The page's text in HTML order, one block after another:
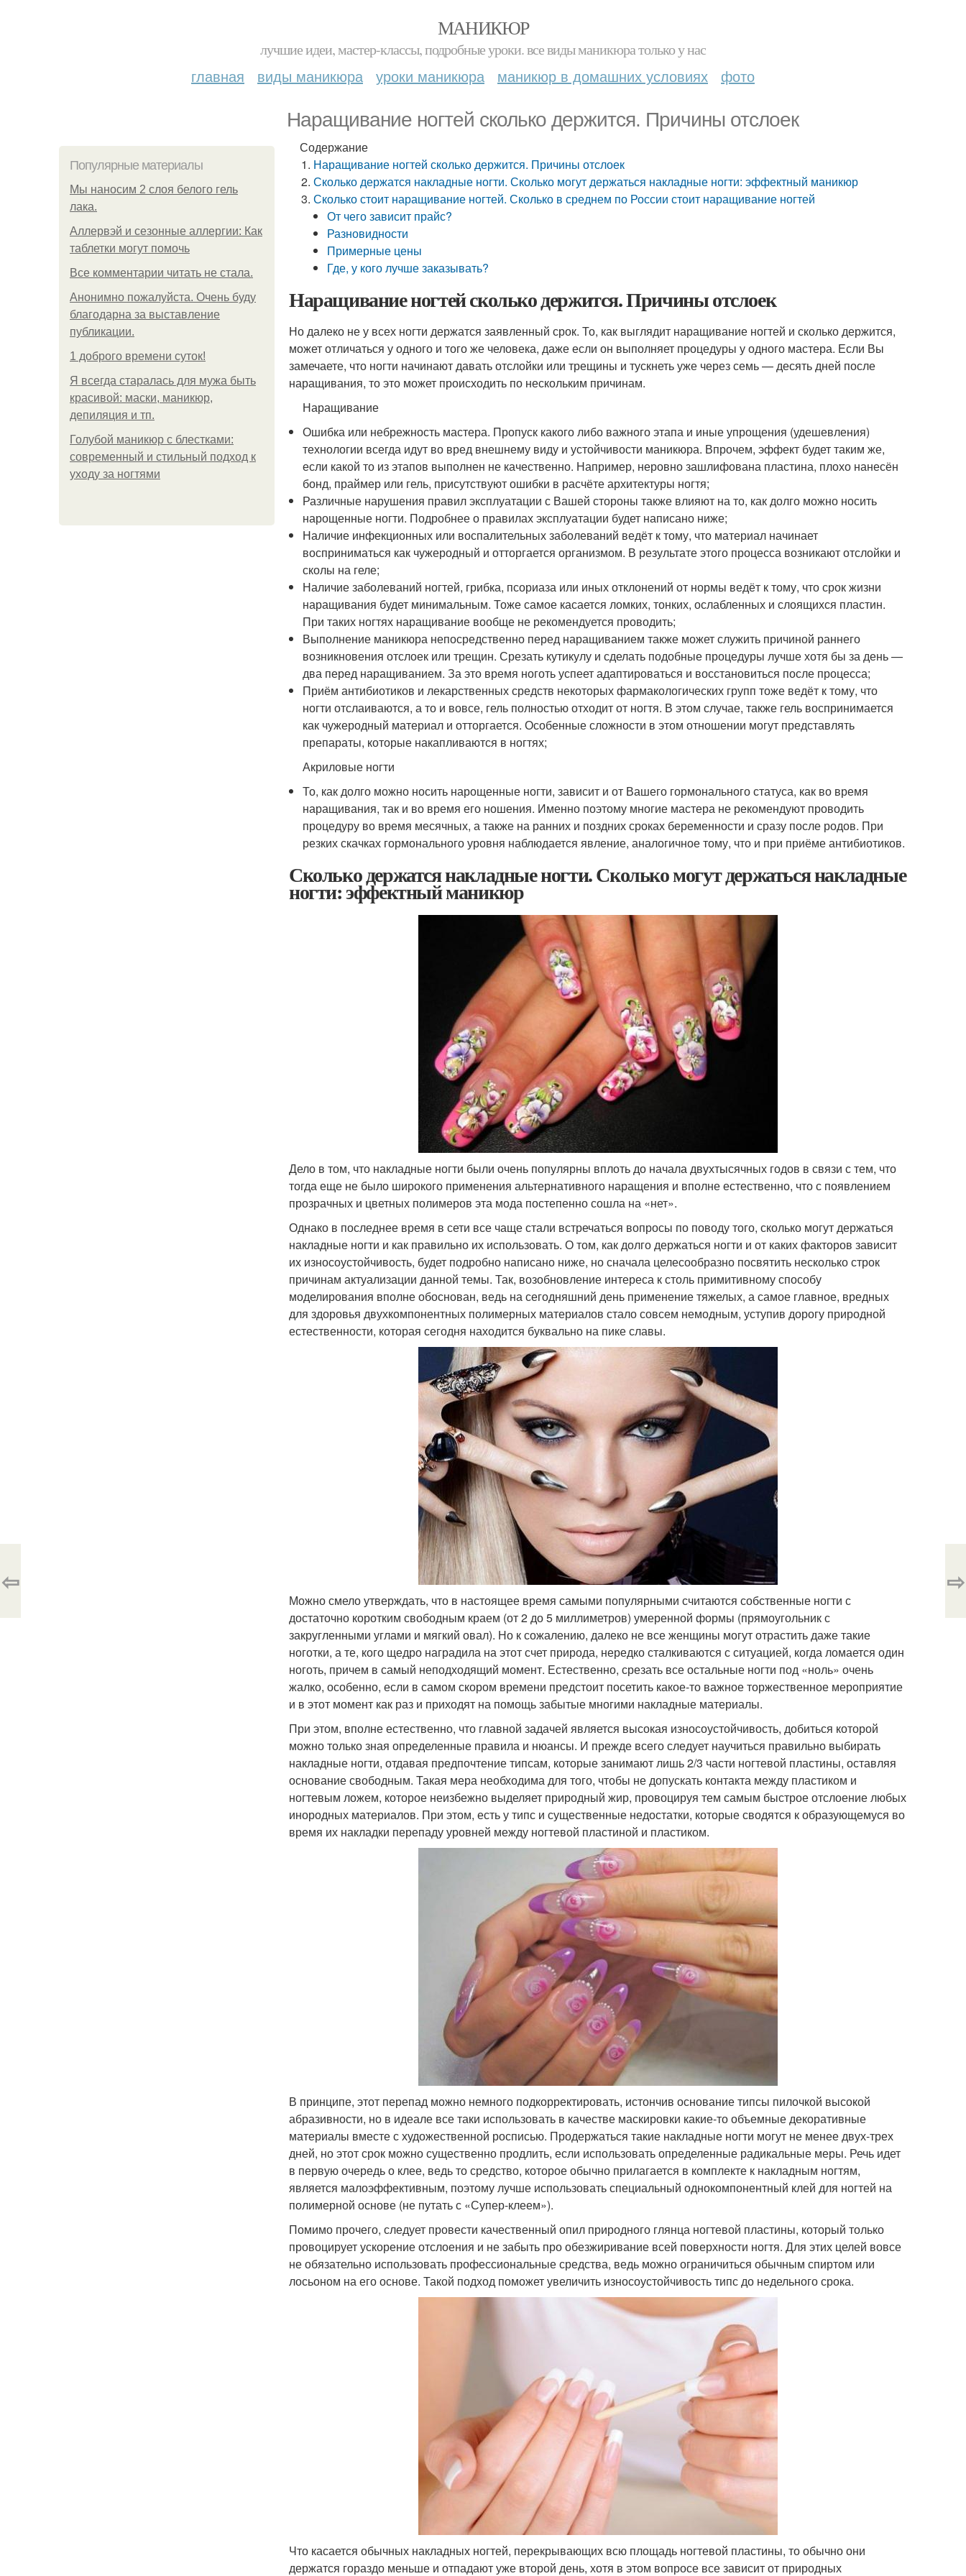
МАНИКЮР
лучшие идеи, мастер-классы, подробные уроки. все виды маникюра только у нас
главная виды маникюра уроки маникюра маникюр в домашних условиях фото
Наращивание ногтей сколько держится. Причины отслоек
Популярные материалы
Мы наносим 2 слоя белого гель
лака.
Аллервэй и сезонные аллергии: Как
таблетки могут помочь
Все комментарии читать не стала.
Анонимно пожалуйста. Очень буду
благодарна за выставление
публикации.
1 доброго времени суток!
Я всегда старалась для мужа быть
красивой: маски, маникюр,
депиляция и тп.
Голубой маникюр с блестками:
современный и стильный подход к
уходу за ногтями
Содержание
Наращивание ногтей сколько держится. Причины отслоек
Сколько держатся накладные ногти. Сколько могут держаться накладные ногти: эффектный маникюр
Сколько стоит наращивание ногтей. Сколько в среднем по России стоит наращивание ногтей
От чего зависит прайс?
Разновидности
Примерные цены
Где, у кого лучше заказывать?
Наращивание ногтей сколько держится. Причины отслоек
Но далеко не у всех ногти держатся заявленный срок. То, как выглядит наращивание ногтей и сколько держится,
может отличаться у одного и того же человека, даже если он выполняет процедуры у одного мастера. Если Вы
замечаете, что ногти начинают давать отслойки или трещины и тускнеть уже через семь — десять дней после
наращивания, то это может происходить по нескольким причинам.
Наращивание
Ошибка или небрежность мастера. Пропуск какого либо важного этапа и иные упрощения (удешевления)
технологии всегда идут во вред внешнему виду и устойчивости маникюра. Впрочем, эффект будет таким же,
если какой то из этапов выполнен не качественно. Например, неровно зашлифована пластина, плохо нанесён
бонд, праймер или гель, присутствуют ошибки в расчёте архитектуры ногтя;
Различные нарушения правил эксплуатации с Вашей стороны также влияют на то, как долго можно носить
нарощенные ногти. Подробнее о правилах эксплуатации будет написано ниже;
Наличие инфекционных или воспалительных заболеваний ведёт к тому, что материал начинает
восприниматься как чужеродный и отторгается организмом. В результате этого процесса возникают отслойки и
сколы на геле;
Наличие заболеваний ногтей, грибка, псориаза или иных отклонений от нормы ведёт к тому, что срок жизни
наращивания будет минимальным. Тоже самое касается ломких, тонких, ослабленных и слоящихся пластин.
При таких ногтях наращивание вообще не рекомендуется проводить;
Выполнение маникюра непосредственно перед наращиванием также может служить причиной раннего
возникновения отслоек или трещин. Срезать кутикулу и сделать подобные процедуры лучше хотя бы за день —
два перед наращиванием. За это время ноготь успеет адаптироваться и восстановиться после процесса;
Приём антибиотиков и лекарственных средств некоторых фармакологических групп тоже ведёт к тому, что
ногти отслаиваются, а то и вовсе, гель полностью отходит от ногтя. В этом случае, также гель воспринимается
как чужеродный материал и отторгается. Особенные сложности в этом отношении могут представлять
препараты, которые накапливаются в ногтях;
Акриловые ногти
То, как долго можно носить нарощенные ногти, зависит и от Вашего гормонального статуса, как во время
наращивания, так и во время его ношения. Именно поэтому многие мастера не рекомендуют проводить
процедуру во время месячных, а также на ранних и поздних сроках беременности и сразу после родов. При
резких скачках гормонального уровня наблюдается явление, аналогичное тому, что и при приёме антибиотиков.
Сколько держатся накладные ногти. Сколько могут держаться накладные
ногти: эффектный маникюр
Дело в том, что накладные ногти были очень популярны вплоть до начала двухтысячных годов в связи с тем, что
тогда еще не было широкого применения альтернативного наращения и вполне естественно, что с появлением
прозрачных и цветных полимеров эта мода постепенно сошла на «нет».
Однако в последнее время в сети все чаще стали встречаться вопросы по поводу того, сколько могут держаться
накладные ногти и как правильно их использовать. О том, как долго держаться ногти и от каких факторов зависит
их износоустойчивость, будет подробно написано ниже, но сначала целесообразно посвятить несколько строк
причинам актуализации данной темы. Так, возобновление интереса к столь примитивному способу
моделирования вполне обоснован, ведь на сегодняшний день применение тяжелых, а самое главное, вредных
для здоровья двухкомпонентных полимерных материалов стало совсем немодным, уступив дорогу природной
естественности, которая сегодня находится буквально на пике славы.
Можно смело утверждать, что в настоящее время самыми популярными считаются собственные ногти с
достаточно коротким свободным краем (от 2 до 5 миллиметров) умеренной формы (прямоугольник с
закругленными углами и мягкий овал). Но к сожалению, далеко не все женщины могут отрастить даже такие
ноготки, а те, кого щедро наградила на этот счет природа, нередко сталкиваются с ситуацией, когда ломается один
ноготь, причем в самый неподходящий момент. Естественно, срезать все остальные ногти под «ноль» очень
жалко, особенно, если в самом скором времени предстоит посетить какое-то важное торжественное мероприятие
и в этот момент как раз и приходят на помощь забытые многими накладные материалы.
При этом, вполне естественно, что главной задачей является высокая износоустойчивость, добиться которой
можно только зная определенные правила и нюансы. И прежде всего следует научиться правильно выбирать
накладные ногти, отдавая предпочтение типсам, которые занимают лишь 2/3 части ногтевой пластины, оставляя
основание свободным. Такая мера необходима для того, чтобы не допускать контакта между пластиком и
ногтевым ложем, которое неизбежно выделяет природный жир, провоцируя тем самым быстрое отслоение любых
инородных материалов. При этом, есть у типс и существенные недостатки, которые сводятся к образующемуся во
время их накладки перепаду уровней между ногтевой пластиной и пластиком.
В принципе, этот перепад можно немного подкорректировать, истончив основание типсы пилочкой высокой
абразивности, но в идеале все таки использовать в качестве маскировки какие-то объемные декоративные
материалы вместе с художественной росписью. Продержаться такие накладные ногти могут не менее двух-трех
дней, но этот срок можно существенно продлить, если использовать определенные радикальные меры. Речь идет
в первую очередь о клее, ведь то средство, которое обычно прилагается в комплекте к накладным ногтям,
является малоэффективным, поэтому лучше использовать специальный однокомпонентный клей для ногтей на
полимерной основе (не путать с «Супер-клеем»).
Помимо прочего, следует провести качественный опил природного глянца ногтевой пластины, который только
провоцирует ускорение отслоения и не забыть про обезжиривание всей поверхности ногтя. Для этих целей вовсе
не обязательно использовать профессиональные средства, ведь можно ограничиться обычным спиртом или
лосьоном на его основе. Такой подход поможет увеличить износоустойчивость типс до недельного срока.
Что касается обычных накладных ногтей, перекрывающих всю площадь ногтевой пластины, то обычно они
держатся гораздо меньше и отпадают уже второй день, хотя в этом вопросе все зависит от природных
⇦ ⇨